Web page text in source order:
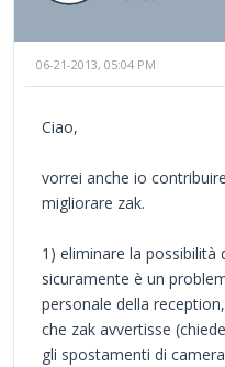
06-21-2013, 05:04 PM
Ciao,
vorrei anche io
migliorare zak.
1) eliminare la possibilità
sicuramente è un
personale della
che zak avvertisse
gli spostamenti di